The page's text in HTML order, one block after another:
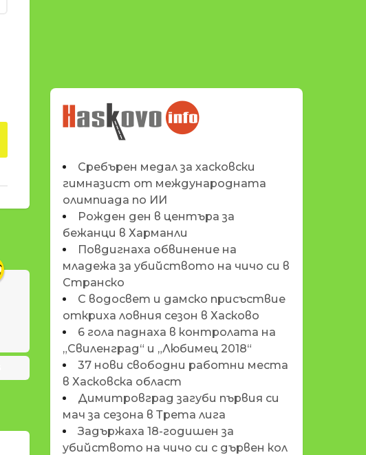
НОВИНИТЕ НА
HASKOVO.INFO
Сребърен медал за хасковски
гимназист от международната
олимпиада по ИИ
Рожден ден в центъра за
бежанци в Харманли
Повдигнаха обвинение на
младежа за убийството на чичо си в
Странско
С водосвет и дамско присъствие
откриха ловния сезон в Хасково
6 гола паднаха в контролата на
„Свиленград“ и „Любимец 2018“
37 нови свободни работни места
в Хасковска област
Димитровград загуби първия си
мач за сезона в Трета лига
Задържаха 18-годишен за
убийството на чичо си с дървен кол